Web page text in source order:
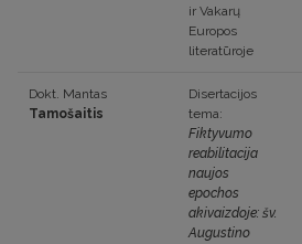
ir Vakarų
Europos
literatūroje
Dokt. Mantas
Tamošaitis
Disertacijos
tema:
Fiktyvumo
reabilitacija
naujos
epochos
akivaizdoje: šv.
Augustino